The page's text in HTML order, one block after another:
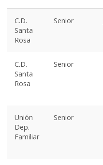
C.D.
Santa
Rosa
Senior
C.D.
Santa
Rosa
Senior
Unión
Dep.
Familiar
Senior